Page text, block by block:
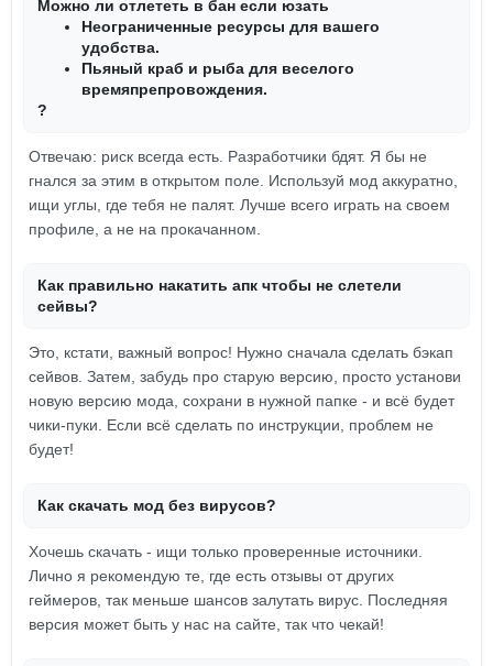
Можно ли отлететь в бан если юзать
Неограниченные ресурсы для вашего
удобства.
Пьяный краб и рыба для веселого
времяпрепровождения.
?
Отвечаю: риск всегда есть. Разработчики бдят. Я бы не
гнался за этим в открытом поле. Используй мод аккуратно,
ищи углы, где тебя не палят. Лучше всего играть на своем
профиле, а не на прокачанном.
Как правильно накатить апк чтобы не слетели
сейвы?
Это, кстати, важный вопрос! Нужно сначала сделать бэкап
сейвов. Затем, забудь про старую версию, просто установи
новую версию мода, сохрани в нужной папке - и всё будет
чики-пуки. Если всё сделать по инструкции, проблем не
будет!
Как скачать мод без вирусов?
Хочешь скачать - ищи только проверенные источники.
Лично я рекомендую те, где есть отзывы от других
геймеров, так меньше шансов залутать вирус. Последняя
версия может быть у нас на сайте, так что чекай!